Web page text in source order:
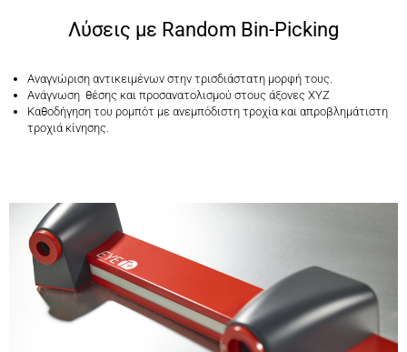
Λύσεις με Random Bin-Picking
Αναγνώριση αντικειμένων στην τρισδιάστατη μορφή τους.
Ανάγνωση θέσης και προσανατολισμού στους άξονες ΧΥΖ
Καθοδήγηση του ρομπότ με ανεμπόδιστη τροχία και απροβλημάτιστη
τροχιά κίνησης.